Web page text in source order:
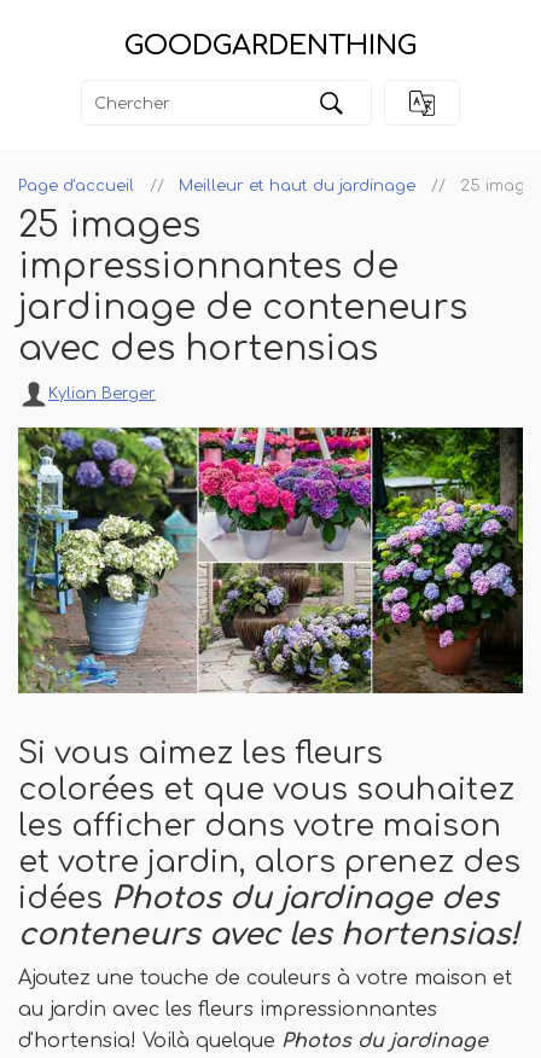
GOODGARDENTHING
Page d'accueil Meilleur et haut du jardinage 25
25 images
impressionnantes de
jardinage de conteneurs
avec des hortensias
Kylian Berger
Si vous aimez les fleurs
colorées et que vous souhaitez
les afficher dans votre maison
et votre jardin, alors prenez des
idées Photos du jardinage des
conteneurs avec les hortensias!
Ajoutez une touche de couleurs à votre maison et
au jardin avec les fleurs impressionnantes
d'hortensia! Voilà quelque Photos du jardinage